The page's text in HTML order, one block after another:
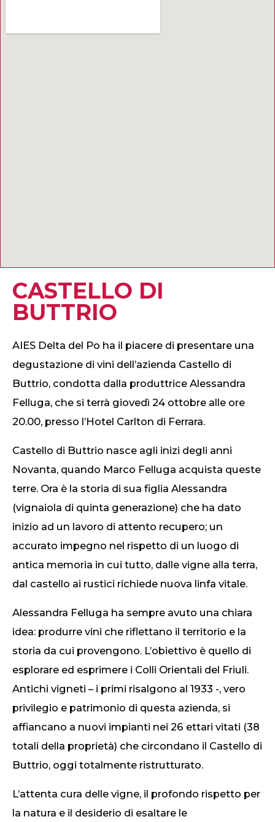
CASTELLO DI
BUTTRIO
AIES Delta del Po ha il piacere di presentare una
degustazione di vini dell’azienda Castello di
Buttrio, condotta dalla produttrice Alessandra
Felluga, che si terrà giovedì 24 ottobre alle ore
20.00, presso l’Hotel Carlton di Ferrara.
Castello di Buttrio nasce agli inizi degli anni
Novanta, quando Marco Felluga acquista queste
terre. Ora è la storia di sua figlia Alessandra
(vignaiola di quinta generazione) che ha dato
inizio ad un lavoro di attento recupero; un
accurato impegno nel rispetto di un luogo di
antica memoria in cui tutto, dalle vigne alla terra,
dal castello ai rustici richiede nuova linfa vitale.
Alessandra Felluga ha sempre avuto una chiara
idea: produrre vini che riflettano il territorio e la
storia da cui provengono. L’obiettivo è quello di
esplorare ed esprimere i Colli Orientali del Friuli.
Antichi vigneti – i primi risalgono al 1933 -, vero
privilegio e patrimonio di questa azienda, si
affiancano a nuovi impianti nei 26 ettari vitati (38
totali della proprietà) che circondano il Castello di
Buttrio, oggi totalmente ristrutturato.
L’attenta cura delle vigne, il profondo rispetto per
la natura e il desiderio di esaltare le